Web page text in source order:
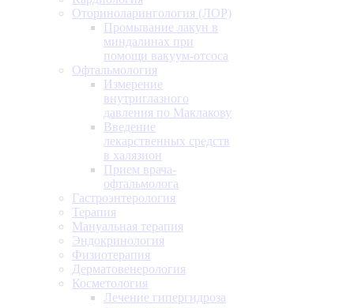
Оториноларингология (ЛОР)
Промывание лакун в
миндалинах при
помощи вакуум-отсоса
Офтальмология
Измерение
внутриглазного
давления по Маклакову
Введение
лекарственных средств
в халязион
Прием врача-
офтальмолога
Гастроэнтерология
Терапия
Мануальная терапия
Эндокринология
Физиотерапия
Дерматовенерология
Косметология
Лечение гипергидроза